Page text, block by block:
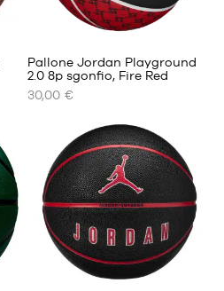
I
NOSTRI
DISPONIBILI
dimensione
7
Pallone Jordan Playground
2.0 8p sgonfio, Fire Red
30,00 €
1